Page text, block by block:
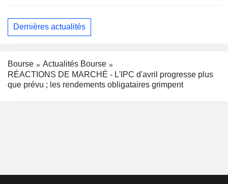
Dernières actualités
Bourse
Actualités Bourse
RÉACTIONS DE MARCHÉ - L'IPC d'avril progresse plus
que prévu ; les rendements obligataires grimpent